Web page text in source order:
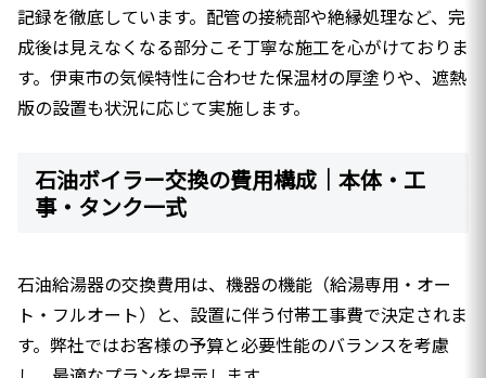
記録を徹底しています。配管の接続部や絶縁処理など、完
成後は見えなくなる部分こそ丁寧な施工を心がけておりま
す。伊東市の気候特性に合わせた保温材の厚塗りや、遮熱
版の設置も状況に応じて実施します。
石油ボイラー交換の費用構成｜本体・工
事・タンク一式
石油給湯器の交換費用は、機器の機能（給湯専用・オー
ト・フルオート）と、設置に伴う付帯工事費で決定されま
す。弊社ではお客様の予算と必要性能のバランスを考慮